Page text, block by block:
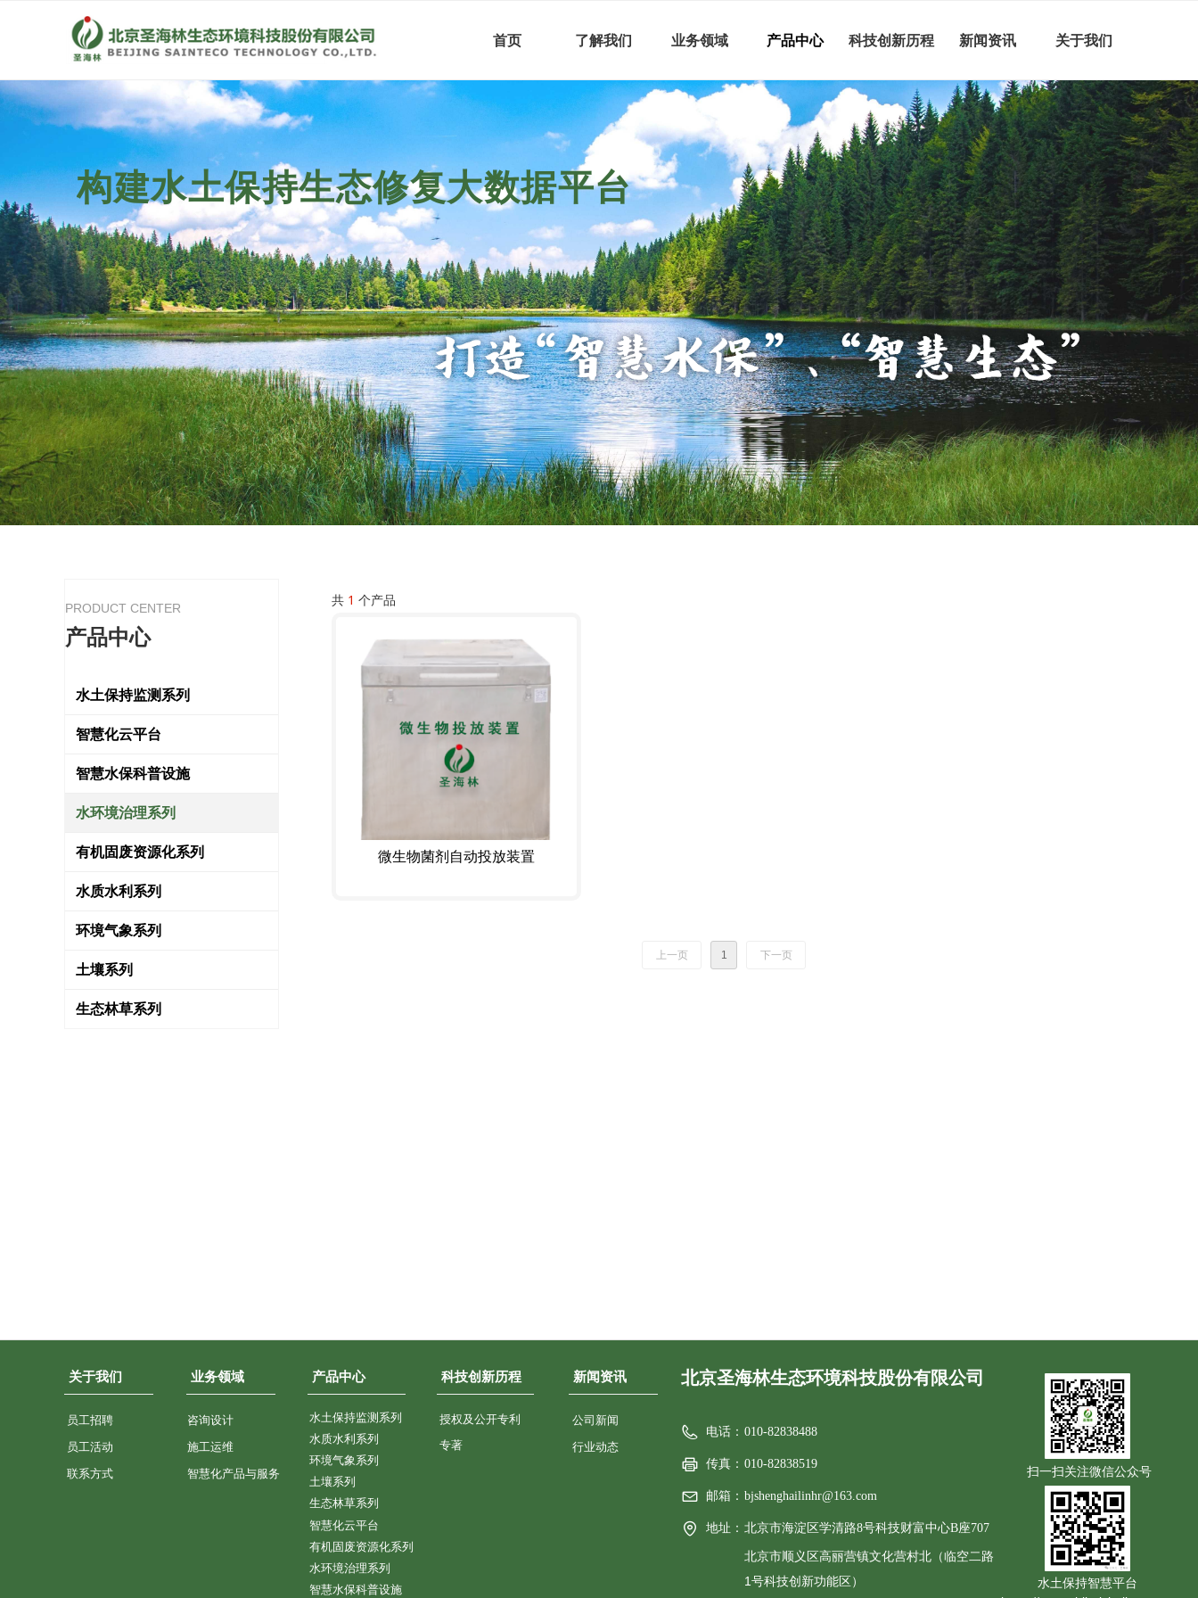
首页 了解我们 业务领域 产品中心 科技创新历程 新闻资讯 关于我们
PRODUCT CENTER
产品中心
水土保持监测系列
智慧化云平台
智慧水保科普设施
水环境治理系列
有机固废资源化系列
水质水利系列
环境气象系列
土壤系列
生态林草系列
共 1 个产品
微生物菌剂自动投放装置
上一页 1 下一页
构建水土保持生态修复大数据平台
关于我们
员工招聘
员工活动
联系方式
科技创新历程
授权及公开专利
专著
业务领域
咨询设计
施工运维
智慧化产品与服务
产品中心
水土保持监测系列
水质水利系列
环境气象系列
土壤系列
生态林草系列
智慧化云平台
有机固废资源化系列
水环境治理系列
智慧水保科普设施
新闻资讯
公司新闻
行业动态
电话： 010-82838488
传真： 010-82838519
邮箱： bjshenghailinhr@163.com
地址： 北京市海淀区学清路8号科技财富中心B座707
北京圣海林生态环境科技股份有限公司
扫一扫关注微信公众号
北京市顺义区高丽营镇文化营村北（临空二路
1号科技创新功能区）
水土保持智慧平台